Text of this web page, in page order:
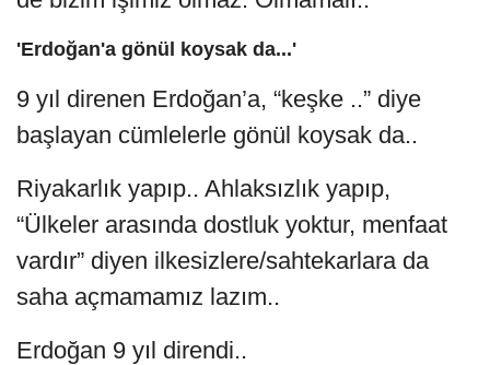
'Erdoğan'a gönül koysak da...'
9 yıl direnen Erdoğan’a, “keşke ..” diye
başlayan cümlelerle gönül koysak da..
Riyakarlık yapıp.. Ahlaksızlık yapıp,
“Ülkeler arasında dostluk yoktur, menfaat
vardır” diyen ilkesizlere/sahtekarlara da
saha açmamamız lazım..
Erdoğan 9 yıl direndi..